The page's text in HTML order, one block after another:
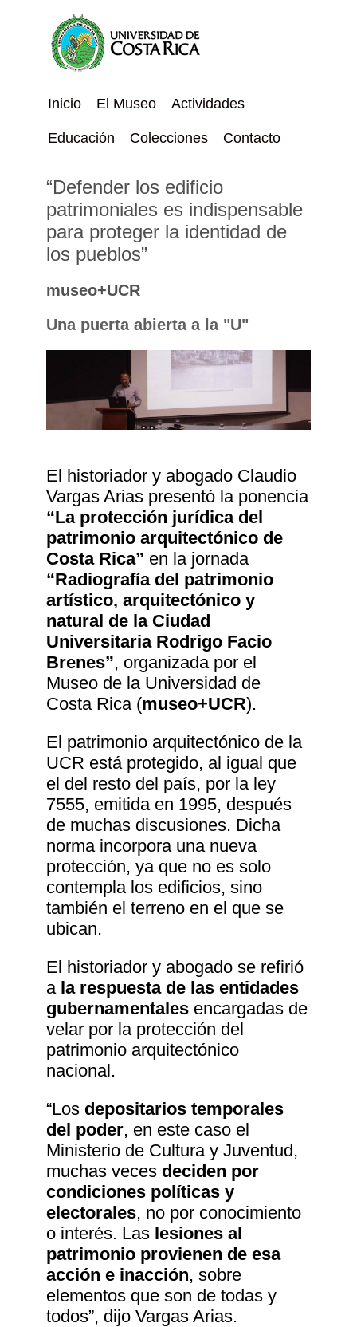
Inicio El Museo Actividades
Educación Colecciones Contacto
“Defender los edificio
patrimoniales es indispensable
para proteger la identidad de
los pueblos”
museo+UCR
Una puerta abierta a la "U"
El historiador y abogado Claudio
Vargas Arias presentó la ponencia
“La protección jurídica del
patrimonio arquitectónico de
Costa Rica” en la jornada
“Radiografía del patrimonio
artístico, arquitectónico y
natural de la Ciudad
Universitaria Rodrigo Facio
Brenes”, organizada por el
Museo de la Universidad de
Costa Rica (museo+UCR).
El patrimonio arquitectónico de la
UCR está protegido, al igual que
el del resto del país, por la ley
7555, emitida en 1995, después
de muchas discusiones. Dicha
norma incorpora una nueva
protección, ya que no es solo
contempla los edificios, sino
también el terreno en el que se
ubican.
El historiador y abogado se refirió
a la respuesta de las entidades
gubernamentales encargadas de
velar por la protección del
patrimonio arquitectónico
nacional.
“Los depositarios temporales
del poder, en este caso el
Ministerio de Cultura y Juventud,
muchas veces deciden por
condiciones políticas y
electorales, no por conocimiento
o interés. Las lesiones al
patrimonio provienen de esa
acción e inacción, sobre
elementos que son de todas y
todos”, dijo Vargas Arias.